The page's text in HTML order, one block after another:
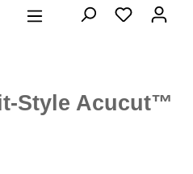
Style Acucut™